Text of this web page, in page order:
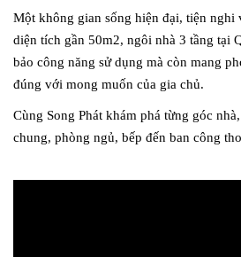
Một không gian sống hiện đại, tiện nghi
diện tích gần 50m2, ngôi nhà 3 tầng tại
bảo công năng sử dụng mà còn mang
đúng với mong muốn của gia chủ.
Cùng Song Phát khám phá từng góc
chung, phòng ngủ, bếp đến ban công